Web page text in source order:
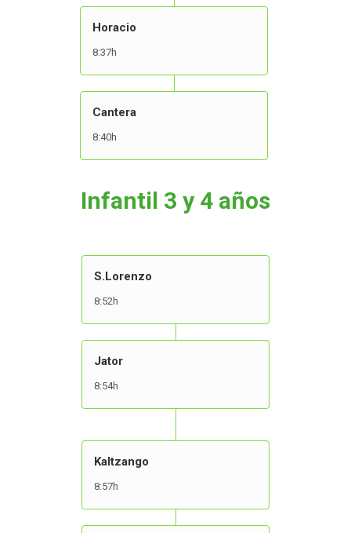
Horacio
8:37h
Cantera
8:40h
Infantil 3 y 4 años
S.Lorenzo
8:52h
Jator
8:54h
Kaltzango
8:57h